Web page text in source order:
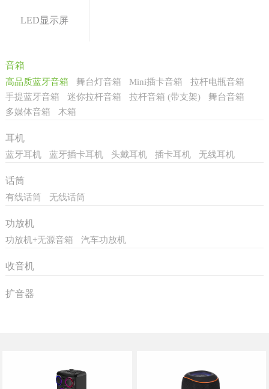
LED显示屏
音箱
高品质蓝牙音箱 舞台灯音箱 Mini插卡音箱
拉杆电瓶音箱
手提蓝牙音箱
迷你拉杆音箱 拉杆音箱 (带支架)
舞台音箱
多媒体音箱
木箱
耳机
蓝牙耳机 蓝牙插卡耳机 头戴耳机 插卡耳机 无线耳机
话筒
有线话筒 无线话筒
功放机
功放机+无源音箱 汽车功放机
收音机
扩音器